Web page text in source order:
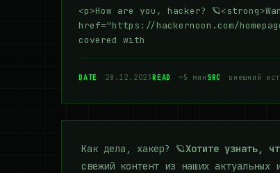
<p>How are you, hacker?
href="https://hackernoon.com/
covered with
DATE 28.12.2023READ ~5 минSRC внешний
Как дела, хакер? 🪐Хотите узнать,
свежий контент из наших актуальных